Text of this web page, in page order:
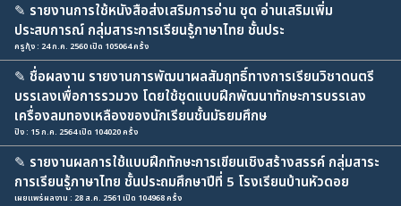
✎ รายงานการใช้หนังสือส่งเสริมการอ่าน ชุด อ่านเสริมเพิ่ม
ประสบการณ์ กลุ่มสาระการเรียนรู้ภาษาไทย ชั้นประ
ครูกุ้ง : 24 ก.ค. 2560 เปิด 105064 ครั้ง
✎ ชื่อผลงาน รายงานการพัฒนาผลสัมฤทธิ์ทางการเรียนวิชาดนตรี
บรรเลงเพื่อการรวมวง โดยใช้ชุดแบบฝึกพัฒนาทักษะการบรรเลง
เครื่องลมทองเหลืองของนักเรียนชั้นมัธยมศึกษ
ปิง : 15 ก.ค. 2564 เปิด 104020 ครั้ง
✎ รายงานผลการใช้แบบฝึกทักษะการเขียนเชิงสร้างสรรค์ กลุ่มสาระ
การเรียนรู้ภาษาไทย ชั้นประถมศึกษาปีที่ 5 โรงเรียนบ้านหัวดอย
เผยแพร่ผลงาน : 28 ส.ค. 2561 เปิด 104968 ครั้ง